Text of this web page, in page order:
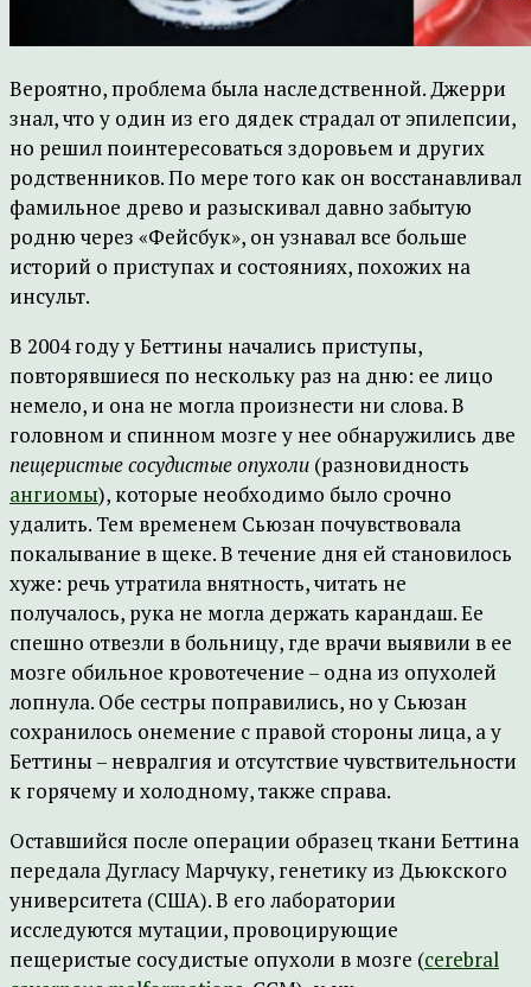
Вероятно, проблема была наследственной. Джерри
знал, что у один из его дядек страдал от эпилепсии,
но решил поинтересоваться здоровьем и других
родственников. По мере того как он восстанавливал
фамильное древо и разыскивал давно забытую
родню через «Фейсбук», он узнавал все больше
историй о приступах и состояниях, похожих на
инсульт.
В 2004 году у Беттины начались приступы,
повторявшиеся по нескольку раз на дню: ее лицо
немело, и она не могла произнести ни слова. В
головном и спинном мозге у нее обнаружились две
пещеристые сосудистые опухоли (разновидность
ангиомы), которые необходимо было срочно
удалить. Тем временем Сьюзан почувствовала
покалывание в щеке. В течение дня ей становилось
хуже: речь утратила внятность, читать не
получалось, рука не могла держать карандаш. Ее
спешно отвезли в больницу, где врачи выявили в ее
мозге обильное кровотечение – одна из опухолей
лопнула. Обе сестры поправились, но у Сьюзан
сохранилось онемение с правой стороны лица, а у
Беттины – невралгия и отсутствие чувствительности
к горячему и холодному, также справа.
Оставшийся после операции образец ткани Беттина
передала Дугласу Марчуку, генетику из Дьюкского
университета (США). В его лаборатории
исследуются мутации, провоцирующие
пещеристые сосудистые опухоли в мозге (cerebral